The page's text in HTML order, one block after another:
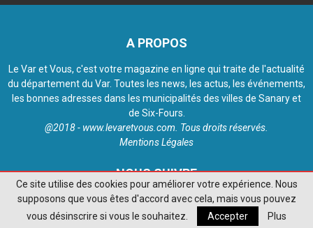
A PROPOS
Le Var et Vous, c'est votre magazine en ligne qui traite de l'actualité
du département du Var. Toutes les news, les actus, les événements,
les bonnes adresses dans les municipalités des villes de Sanary et
de Six-Fours.
@2018 - www.levaretvous.com. Tous droits réservés.
Mentions Légales
NOUS SUIVRE
Ce site utilise des cookies pour améliorer votre expérience. Nous
supposons que vous êtes d'accord avec cela, mais vous pouvez
vous désinscrire si vous le souhaitez.
Accepter Plus